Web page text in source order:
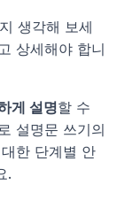
생각해 보세
상세해야 합니
게 설명할 수
설명문 쓰기의
한 단계별 안
.